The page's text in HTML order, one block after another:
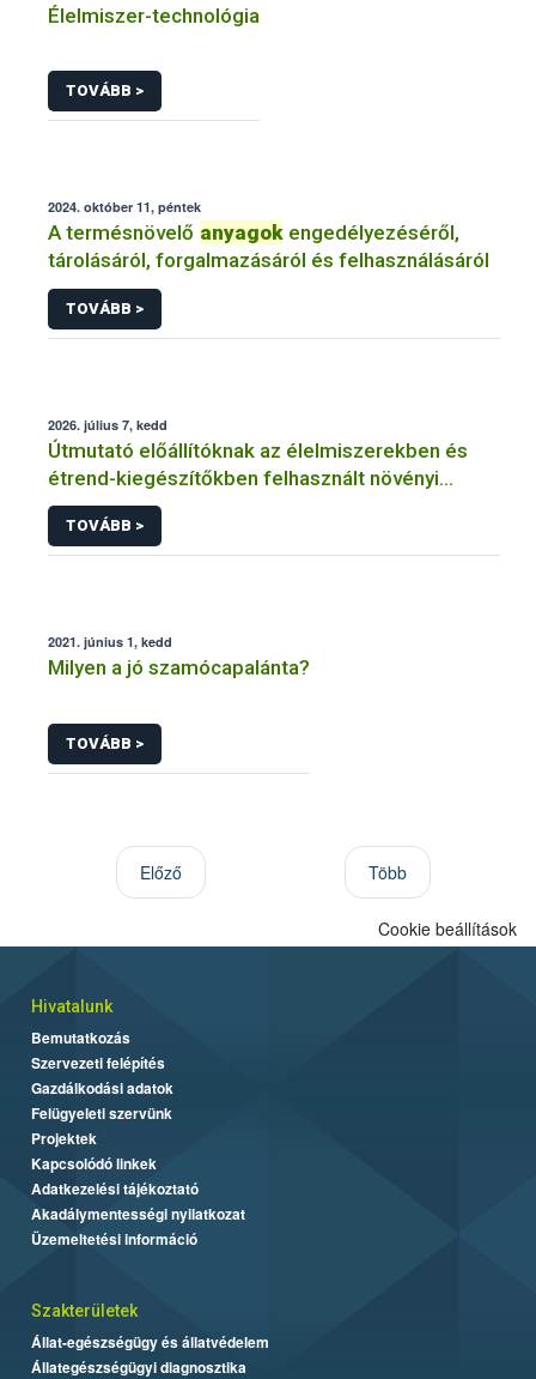
Élelmiszer-technológia
TOVÁBB >
2024. október 11, péntek
A termésnövelő anyagok engedélyezéséről,
tárolásáról, forgalmazásáról és felhasználásáról
TOVÁBB >
2026. július 7, kedd
Útmutató előállítóknak az élelmiszerekben és
étrend-kiegészítőkben felhasznált növényi
anyagok
TOVÁBB >
2021. június 1, kedd
Milyen a jó szamócapalánta?
TOVÁBB >
Előző Több
Cookie beállítások
Hivatalunk
Bemutatkozás
Szervezeti felépítés
Gazdálkodási adatok
Felügyeleti szervünk
Projektek
Kapcsolódó linkek
Adatkezelési tájékoztató
Akadálymentességi nyilatkozat
Üzemeltetési információ
Szakterületek
Állat-egészségügy és állatvédelem
Állategészségügyi diagnosztika